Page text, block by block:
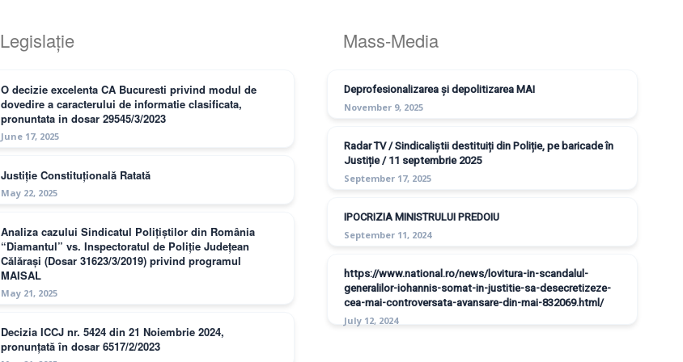
Legislație
O decizie excelenta CA Bucuresti privind modul de
dovedire a caracterului de informatie clasificata,
pronuntata in dosar 29545/3/2023
June 17, 2025
Justiție Constituțională Ratată
May 22, 2025
Analiza cazului Sindicatul Polițiștilor din România
“Diamantul” vs. Inspectoratul de Poliție Județean
Călărași (Dosar 31623/3/2019) privind programul
MAISAL
May 21, 2025
Decizia ICCJ nr. 5424 din 21 Noiembrie 2024,
pronunțată în dosar 6517/2/2023
Mass-Media
Deprofesionalizarea și depolitizarea MAI
November 9, 2025
Radar TV / Sindicaliștii destituiți din Poliție, pe baricade în
Justiție / 11 septembrie 2025
September 17, 2025
IPOCRIZIA MINISTRULUI PREDOIU
September 11, 2024
https://www.national.ro/news/lovitura-in-scandalul-
generalilor-iohannis-somat-in-justitie-sa-desecretizeze-
cea-mai-controversata-avansare-din-mai-832069.html/
July 12, 2024